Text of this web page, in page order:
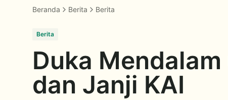
Beranda Berita Berita
Berita
Duka
dan Janji KAI